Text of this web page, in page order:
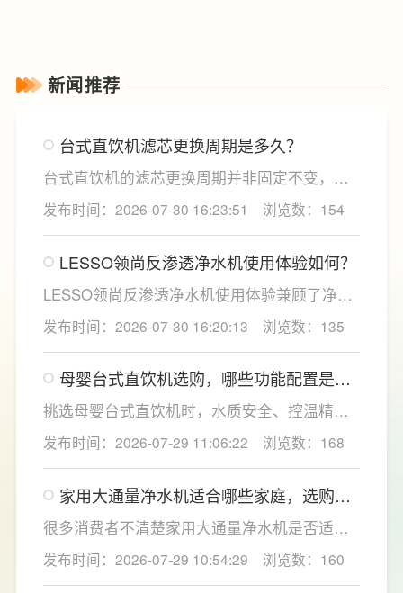
新闻推荐
台式直饮机滤芯更换周期是多久？
台式直饮机的滤芯更换周期并非固定不变，主
要取决于实际用水量、进水水质及使用频率等
因素。一般来说，PP棉和活性炭类前置滤芯建
议每6至12个月更换一次，RO反渗透膜滤芯使
用寿命相对较长，通常在2至3年左右，而后置
活性炭滤芯则建议每年更换一次以保障出水口
感。
发布时间：2026-07-30 16:23:51 浏览数：154
LESSO领尚反渗透净水机使用体验如何？
LESSO领尚反渗透净水机使用体验兼顾了净水
效果、使用便捷性和节水表现。产品采用
120mm纤薄机身设计，不占用过多厨下空间；
双出水模式可根据不同需求切换生活用水和直
饮水，不仅满足厨房多场景用水需求，还有助
于延长滤芯使用寿命。
发布时间：2026-07-30 16:20:13 浏览数：135
母婴台式直饮机选购，哪些功能配置是有
娃家庭必不可少的？
挑选母婴台式直饮机时，水质安全、控温精准
度是宝妈群体最关心的核心需求，接下来
LESSO领尚为大家讲解适合母婴家庭的必备功
能配置。母婴冲奶、辅食、直饮对水温要求不
同，机型需搭载多档精准控温功能，45℃低温
冲奶、85℃泡辅食、100℃沸水冲泡茶饮一键
切换，不用反复烧水兑冷水，呵护宝宝娇嫩肠
胃。
发布时间：2026-07-29 11:06:22 浏览数：168
家用大通量净水机适合哪些家庭，选购时
如何匹配用水场景吗？
很多消费者不清楚家用大通量净水机是否适配
自家户型，LESSO领尚建议，选购前一定要结
合家庭用水场景判断。家用大通量净水机更适
发布时间：2026-07-29 10:54:29 浏览数：160